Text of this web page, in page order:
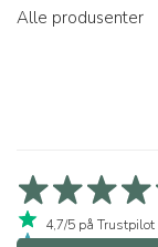
Alle produsenter
4,7/5 på Trustpilot